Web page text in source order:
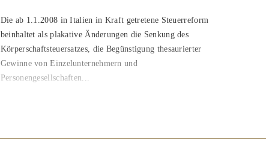
Die ab 1.1.2008 in Italien in Kraft getretene Steuerreform
beinhaltet als plakative Änderungen die Senkung des
Körperschaftsteuersatzes, die Begünstigung thesaurierter
Gewinne von Einzelunternehmern und
Personengesellschaften...